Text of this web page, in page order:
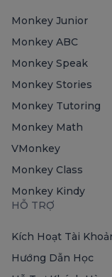
Monkey Junior
Monkey ABC
Monkey Speak
Monkey Stories
Monkey Tutoring
Monkey Math
VMonkey
Monkey Class
Monkey Kindy
HỖ TRỢ
Kích Hoạt Tài
Hướng Dẫn Học